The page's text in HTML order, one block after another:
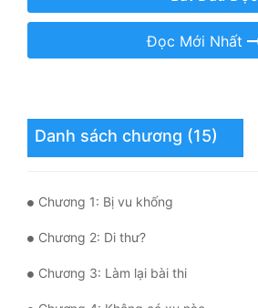
Nữ Cường
Đọc Mới Nhất
Danh sách chương (15)
Chương 1: Bị vu khống
Chương 2: Di thư?
Chương 3: Làm lại bài thi